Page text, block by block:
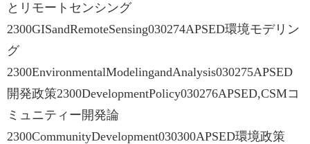
とリモートセンシング
2300GISandRemoteSensing030274APSED環境モデリン
グ
2300EnvironmentalModelingandAnalysis030275APSED
開発政策2300DevelopmentPolicy030276APSED,CSMコ
ミュニティー開発論
2300CommunityDevelopment030300APSED環境政策